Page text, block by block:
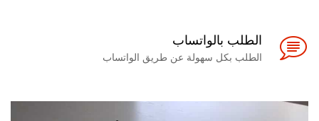
الطلب بالواتساب
الطلب بكل سهولة عن طريق الواتساب